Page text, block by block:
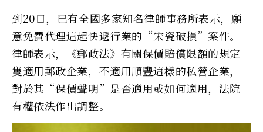
到20日，已有全國多家知名律師事務所表示，願
意免費代理這起快遞行業的“宋瓷破損”案件。
律師表示，《郵政法》有關保價賠償限額的規定
隻適用郵政企業，不適用順豐這樣的私營企業，
對於其“保價聲明”是否適用或如何適用，法院
有權依法作出調整。